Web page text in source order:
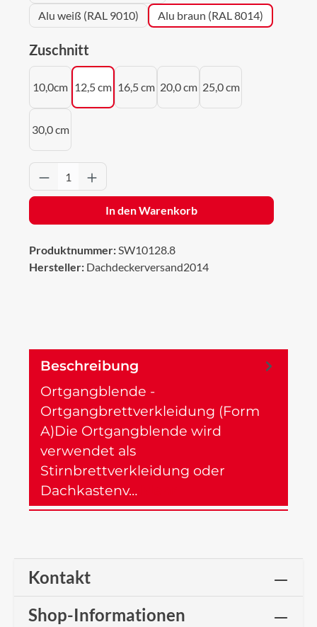
Alu weiß (RAL 9010)
Alu braun (RAL 8014)
Zuschnitt
10,0cm 12,5 cm 16,5 cm 20,0 cm 25,0 cm
30,0 cm
Produkt Anzahl: Gib den gewünschten
In den Warenkorb
Produktnummer:SW10128.8
Hersteller: Dachdeckerversand2014
Beschreibung
Ortgangblende -
Ortgangbrettverkleidung (Form
A)Die Ortgangblende wird
verwendet als
Stirnbrettverkleidung oder
Dachkastenv…
Kontakt
Shop-Informationen